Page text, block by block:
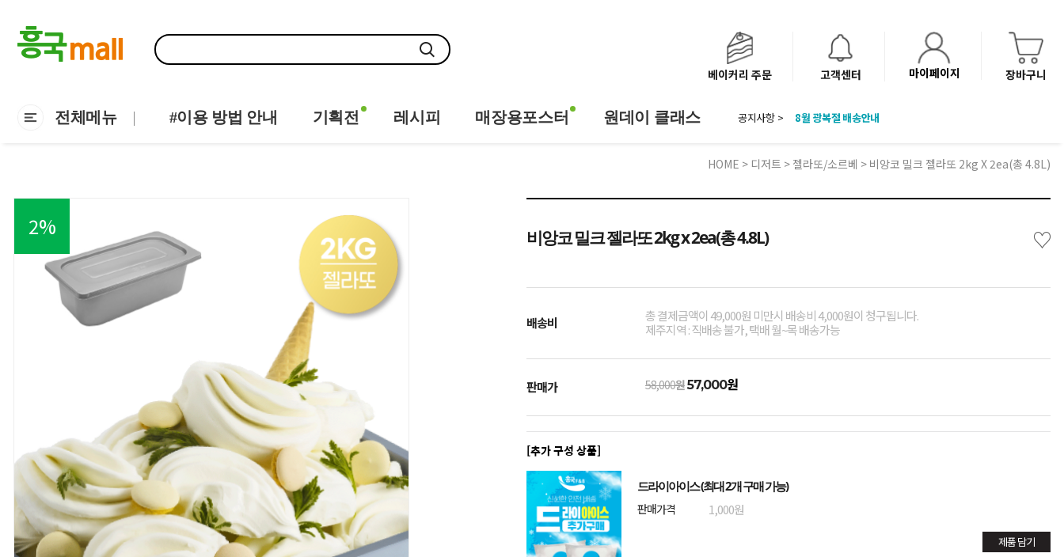
베이커리 주문 고객센터 마이페이지 장바구니
전체메뉴 #이용 방법 안내 기획전 레시피 매장용포스터 원데이 클래스 공지사항 >
8월 광복절 배송안내
'NEW 바이브믹스 or 바리스타시럽 1종' 체험단 발표
HOME > 디저트 > 젤라또/소르베 > 비앙코 밀크 젤라또 2kg X 2ea(총 4.8L)
2% 비앙코 밀크 젤라또 2kg x 2ea(총 4.8L) ♡
배송비
총 결제금액이 49,000원 미만시 배송비 4,000원이 청구됩니다.
제주지역 : 직배송 불가, 택배 월~목 배송가능
판매가 58,000원57,000원
[추가 구성 상품]
드라이아이스 (최대 2개 구매 가능)
판매가격
1,000원
제품 담기